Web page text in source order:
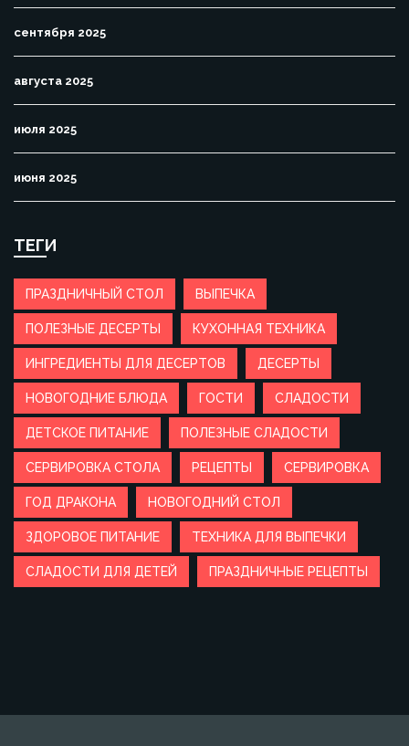
сентября 2025
августа 2025
июля 2025
июня 2025
ТЕГИ
ПРАЗДНИЧНЫЙ СТОЛ ВЫПЕЧКА
ПОЛЕЗНЫЕ ДЕСЕРТЫ КУХОННАЯ ТЕХНИКА
ИНГРЕДИЕНТЫ ДЛЯ ДЕСЕРТОВ ДЕСЕРТЫ
НОВОГОДНИЕ БЛЮДА ГОСТИ СЛАДОСТИ
ДЕТСКОЕ ПИТАНИЕ ПОЛЕЗНЫЕ СЛАДОСТИ
СЕРВИРОВКА СТОЛА РЕЦЕПТЫ СЕРВИРОВКА
ГОД ДРАКОНА НОВОГОДНИЙ СТОЛ
ЗДОРОВОЕ ПИТАНИЕ ТЕХНИКА ДЛЯ ВЫПЕЧКИ
СЛАДОСТИ ДЛЯ ДЕТЕЙ ПРАЗДНИЧНЫЕ РЕЦЕПТЫ